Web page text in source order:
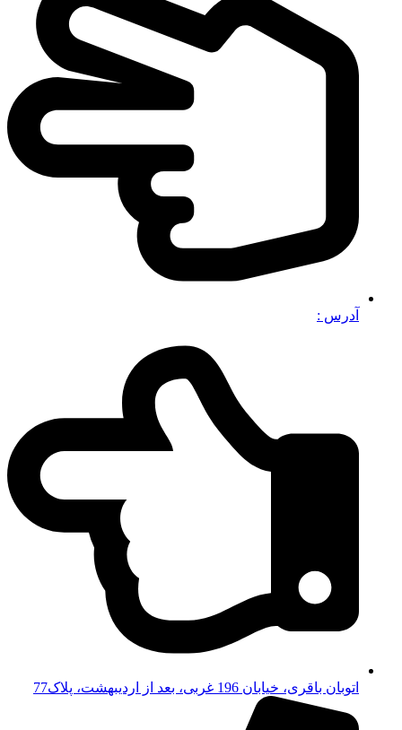
آدرس :
اتوبان باقری، خیابان 196 غربی، بعد از اردیبهشت، پلاک77